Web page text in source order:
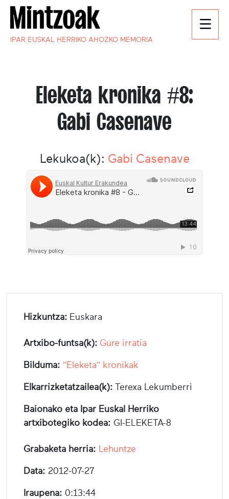
IPAR EUSKAL HERRIKO AHOZKO MEMORIA
Eleketa kronika #8:
Gabi Casenave
Lekukoa(k): Gabi Casenave
Hizkuntza: Euskara
Artxibo-funtsa(k): Gure irratia
Bilduma: "Eleketa" kronikak
Elkarrizketatzailea(k): Terexa Lekumberri
Baionako eta Ipar Euskal Herriko
artxibotegiko kodea: GI-ELEKETA-8
Grabaketa herria: Lehuntze
Data: 2012-07-27
Iraupena: 0:13:44